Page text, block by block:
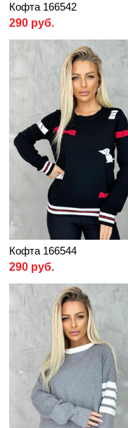
Кофта 166542
290 руб.
Кофта 166544
290 руб.